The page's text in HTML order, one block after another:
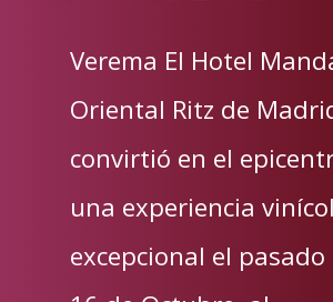
Verema El Hotel
Oriental Ritz de
convirtió en el
una experiencia
excepcional el pasado